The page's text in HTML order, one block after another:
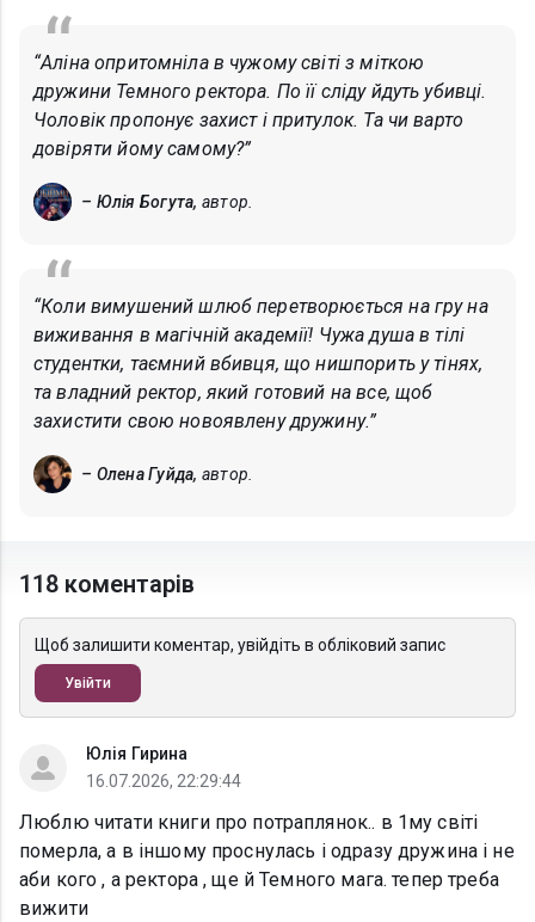
“Аліна опритомніла в чужому світі з міткою
дружини Темного ректора. По її сліду йдуть убивці.
Чоловік пропонує захист і притулок. Та чи варто
довіряти йому самому?”
– Юлія Богута, автор.
“Коли вимушений шлюб перетворюється на гру на
виживання в магічній академії! Чужа душа в тілі
студентки, таємний вбивця, що нишпорить у тінях,
та владний ректор, який готовий на все, щоб
захистити свою новоявлену дружину.”
– Олена Гуйда, автор.
118 коментарів
Щоб залишити коментар, увійдіть в обліковий запис
Увійти
Юлія Гирина
16.07.2026, 22:29:44
Люблю читати книги про потраплянок.. в 1му світі
померла, а в іншому проснулась і одразу дружина і не
аби кого , а ректора , ще й Темного мага. тепер треба
вижити